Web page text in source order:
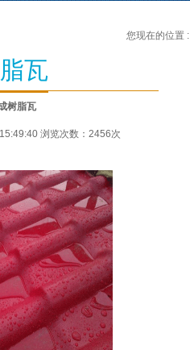
您现在的位置 :
瓦
树脂瓦
浏览次数：2456次